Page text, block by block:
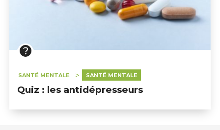
SANTÉ MENTALE SANTÉ MENTALE
Quiz : les antidépresseurs